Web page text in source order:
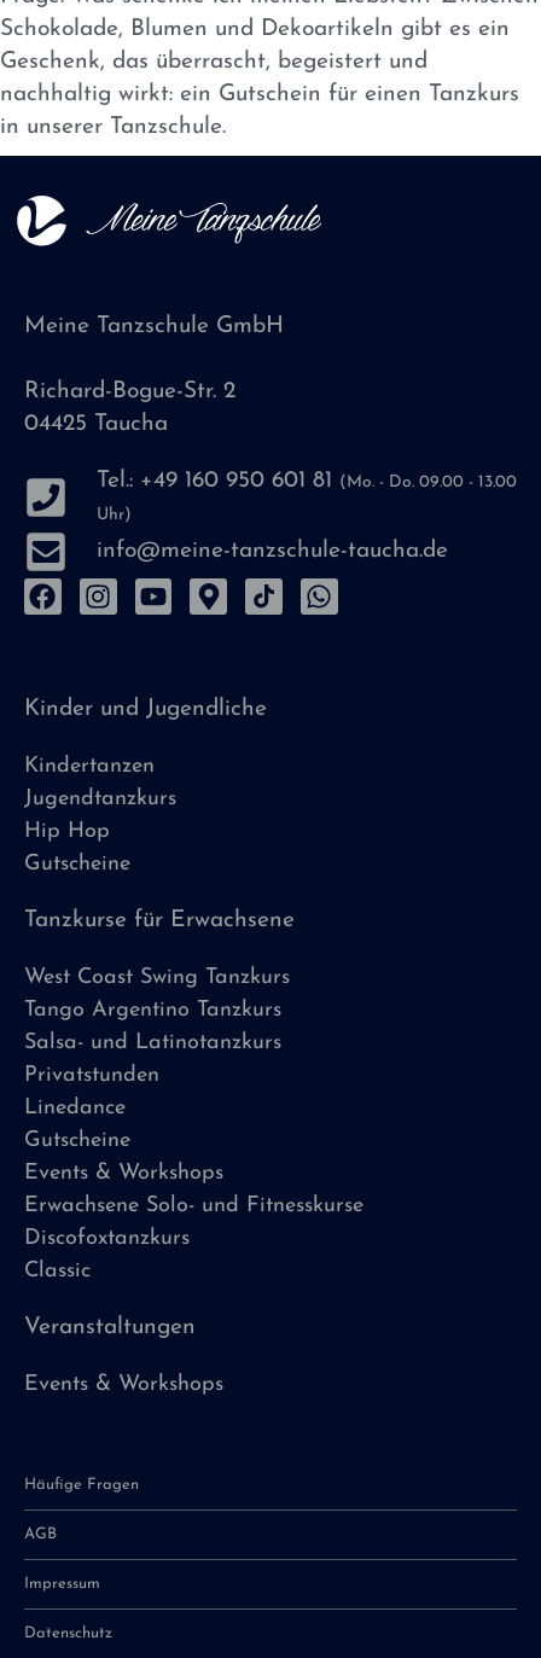
Schokolade, Blumen und Dekoartikeln gibt es ein
Geschenk, das überrascht, begeistert und
nachhaltig wirkt: ein Gutschein für einen Tanzkurs
in unserer Tanzschule.
Meine Tanzschule GmbH
Richard-Bogue-Str. 2
04425 Taucha
Tel.: +49 160 950 601 81
(Mo. - Do. 09.00 - 13.00
Uhr)
info@meine-tanzschule-taucha.de
Kinder und Jugendliche
Kindertanzen
Jugendtanzkurs
Hip Hop
Gutscheine
Tanzkurse für Erwachsene
West Coast Swing Tanzkurs
Tango Argentino Tanzkurs
Salsa- und Latinotanzkurs
Privatstunden
Linedance
Gutscheine
Events & Workshops
Erwachsene Solo- und Fitnesskurse
Discofoxtanzkurs
Classic
Veranstaltungen
Events & Workshops
Häufige Fragen
AGB
Impressum
Datenschutz